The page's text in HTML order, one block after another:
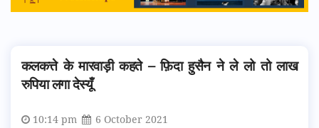
कलकत्ते के मारवाड़ी कहते – फ़िदा हुसैन ने ले लो तो लाख
रुपिया लगा देस्यूँ
10:14 pm 6 October 2021